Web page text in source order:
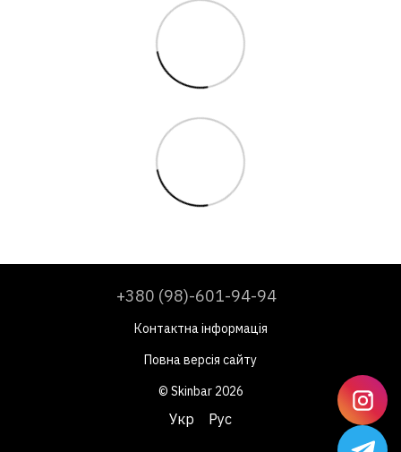
+380 (98)-601-94-94
Контактна інформація
Повна версія сайту
© Skinbar 2026
Укр Рус